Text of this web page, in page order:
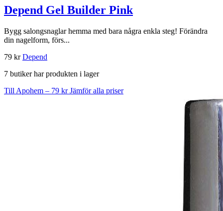
Depend Gel Builder Pink
Bygg salongsnaglar hemma med bara några enkla steg! Förändra
din nagelform, förs...
79 krDepend
7 butiker har produkten i lager
Till Apohem – 79 krJämför alla priser